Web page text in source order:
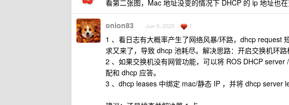
看第二张图，Mac 地址没变的情况下 DHCP 的 ip 地址也
onion83 Jun 9, 2025 1
1 、看日志有大概率产生了网络风暴/环路，dhcp request
求又来了，导致 dhcp 池耗尽。解决思路：开启交换机环
2 、如果交换机没有网管功能，可以将 ROS DHCP
配和 dhcp 应答。
3 、dhcp leases 中绑定 mac/静态 IP ，并将 dhcp server